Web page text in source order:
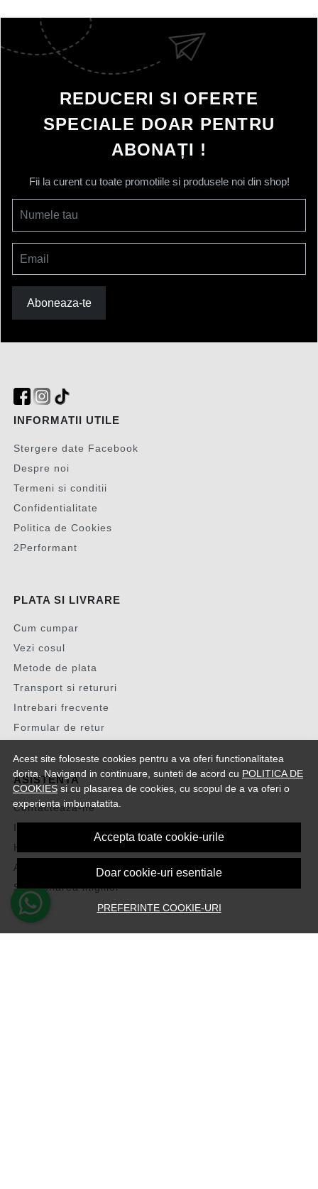
Acest site foloseste cookies pentru a va oferi functionalitatea
dorita. Navigand in continuare, sunteti de acord cu POLITICA DE
COOKIES si cu plasarea de cookies, cu scopul de a va oferi o
experienta imbunatatita.
Accepta toate cookie-urile
Doar cookie-uri esentiale
PREFERINTE COOKIE-URI
REDUCERI SI OFERTE
SPECIALE DOAR PENTRU
ABONAȚI !
Fii la curent cu toate promotiile si produsele noi din shop!
Numele tau
Email
Aboneaza-te
INFORMATII UTILE
Stergere date Facebook
Despre noi
Termeni si conditii
Confidentialitate
Politica de Cookies
2Performant
PLATA SI LIVRARE
Cum cumpar
Vezi cosul
Metode de plata
Transport si retururi
Intrebari frecvente
Formular de retur
ASISTENTA
Contacteaza-ne
Intrebari frecvente
Harta site
ANPC
Solutionarea litigiilor